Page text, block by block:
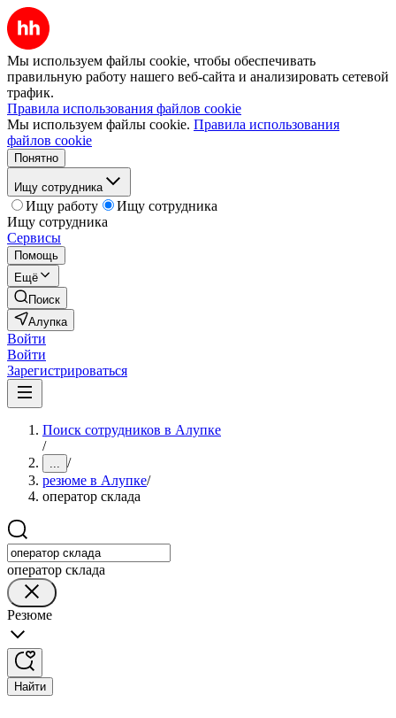
Мы используем файлы cookie, чтобы обеспечивать
правильную работу нашего веб-сайта и анализировать сетевой
трафик.
Правила использования файлов cookie
Мы используем файлы cookie. Правила использования
файлов cookie
Понятно
Ищу сотрудника
Ищу работу
Ищу сотрудника
Ищу сотрудника
Сервисы
Помощь
Ещё
Поиск
Алупка
Войти
Войти
Зарегистрироваться
Поиск сотрудников в Алупке
/
... /
резюме в Алупке/
оператор склада
оператор склада
Резюме
Найти